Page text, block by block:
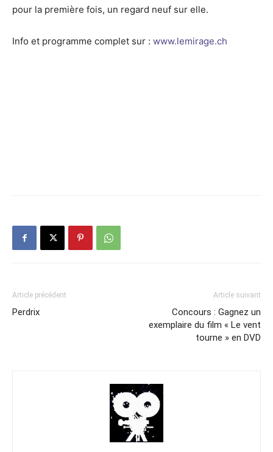
pour la première fois, un regard neuf sur elle.
Info et programme complet sur : www.lemirage.ch
Article précédent
Perdrix
Article suivant
Concours : Gagnez un
exemplaire du film « Le vent
tourne » en DVD